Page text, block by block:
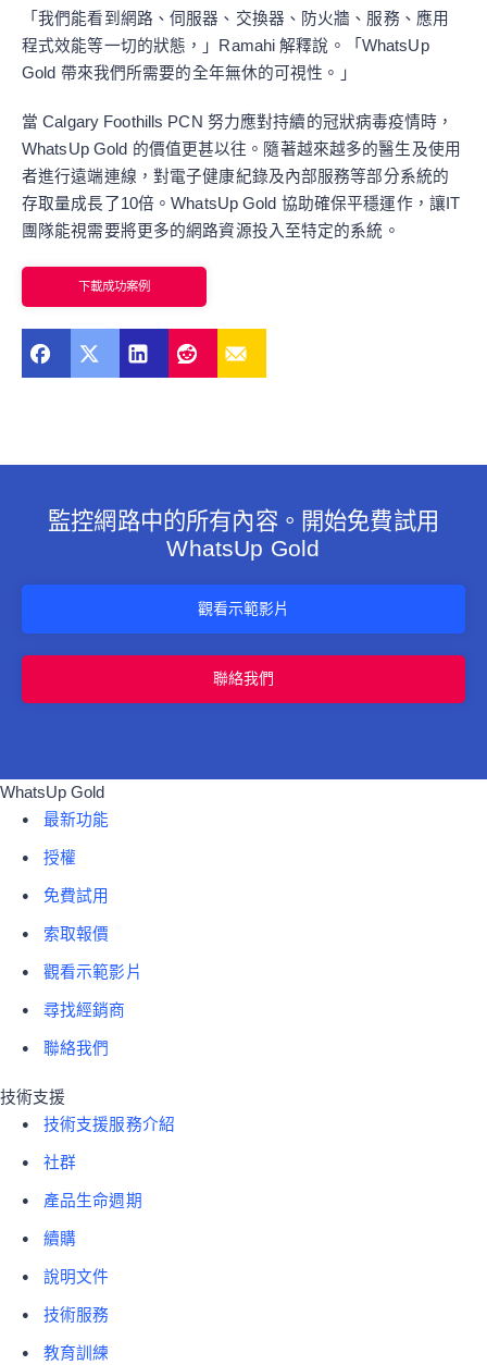
「我們能看到網路、伺服器、交換器、防火牆、服務、應用
程式效能等一切的狀態，」Ramahi 解釋說。「WhatsUp
Gold 帶來我們所需要的全年無休的可視性。」
當 Calgary Foothills PCN 努力應對持續的冠狀病毒疫情時，
WhatsUp Gold 的價值更甚以往。隨著越來越多的醫生及使用
者進行遠端連線，對電子健康紀錄及內部服務等部分系統的
存取量成長了10倍。WhatsUp Gold 協助確保平穩運作，讓IT
團隊能視需要將更多的網路資源投入至特定的系統。
下載成功案例
監控網路中的所有內容。開始免費試用
WhatsUp Gold
觀看示範影片
聯絡我們
WhatsUp Gold
最新功能
授權
免費試用
索取報價
觀看示範影片
尋找經銷商
聯絡我們
技術支援
技術支援服務介紹
社群
產品生命週期
續購
說明文件
技術服務
教育訓練